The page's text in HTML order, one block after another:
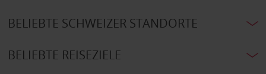
BELIEBTE SCHWEIZER STANDORTE
BELIEBTE REISEZIELE